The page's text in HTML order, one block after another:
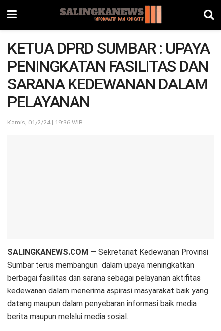
KETUA DPRD SUMBAR : UPAYA
PENINGKATAN FASILITAS DAN
SARANA KEDEWANAN DALAM
PELAYANAN
Kamis, 01/2/24 | 19:36 WIB
SALINGKANEWS.COM — Sekretariat Kedewanan Provinsi
Sumbar terus membangun dalam upaya meningkatkan
berbagai fasilitas dan sarana sebagai pelayanan aktifitas
kedewanan dalam menerima aspirasi masyarakat baik yang
datang maupun dalam penyebaran informasi baik media
berita maupun melalui media sosial.